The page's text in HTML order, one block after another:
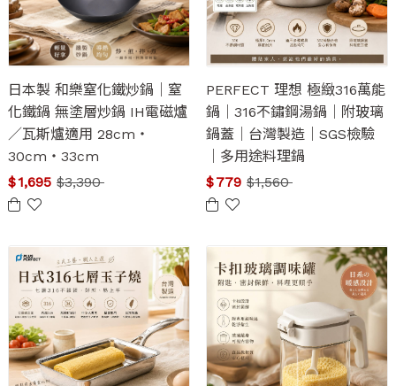
日本製 和樂窒化鐵炒鍋｜窒
化鐵鍋 無塗層炒鍋 IH電磁爐
／瓦斯爐適用 28cm・
30cm・33cm
$3,390
$1,695
PERFECT 理想 極緻316萬能
鍋｜316不鏽鋼湯鍋｜附玻璃
鍋蓋｜台灣製造｜SGS檢驗
｜多用途料理鍋
$1,560
$779